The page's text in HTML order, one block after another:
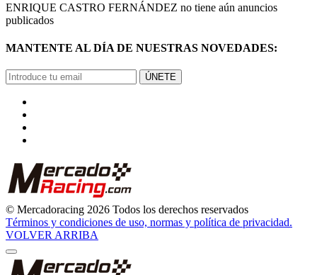
ENRIQUE CASTRO FERNÁNDEZ no tiene aún anuncios
publicados
MANTENTE AL DÍA DE NUESTRAS NOVEDADES:
ÚNETE
© Mercadoracing 2026 Todos los derechos reservados
Términos y condiciones de uso, normas y política de privacidad.
VOLVER ARRIBA